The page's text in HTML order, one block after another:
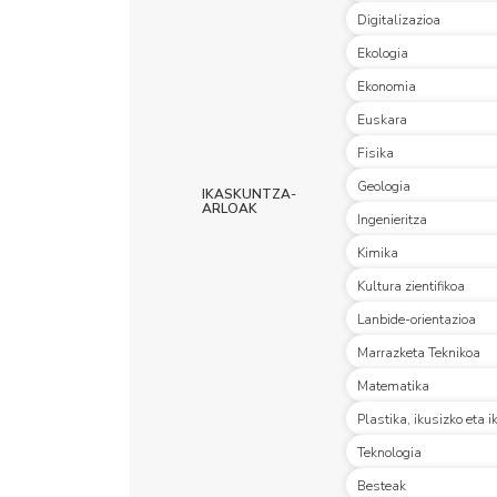
IKASKUNTZA-
ARLOAK
Digitalizazioa
Ekologia
Ekonomia
Euskara
Fisika
Geologia
Ingenieritza
Kimika
Kultura zientifikoa
Lanbide-orientazioa
Marrazketa Teknikoa
Matematika
Plastika, ikusizko eta
​Teknologia
Besteak